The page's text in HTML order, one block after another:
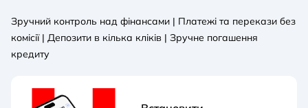
Зручний контроль над фінансами | Платежі та перекази без
комісії | Депозити в кілька кліків | Зручне погашення
кредиту